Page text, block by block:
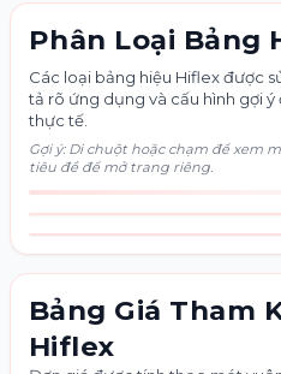
Phân Loại Bảng
Các loại bảng hiệu Hiflex được
tả rõ ứng dụng và cấu hình gợi
thực tế.
Gợi ý: Di chuột hoặc chạm để xem
tiêu đề để mở trang riêng.
Bảng hiệu bạt
👆 Nhấn để xem chi tiết
Bảng hiệu hộp
Bảng Giá Tham
Hiflex